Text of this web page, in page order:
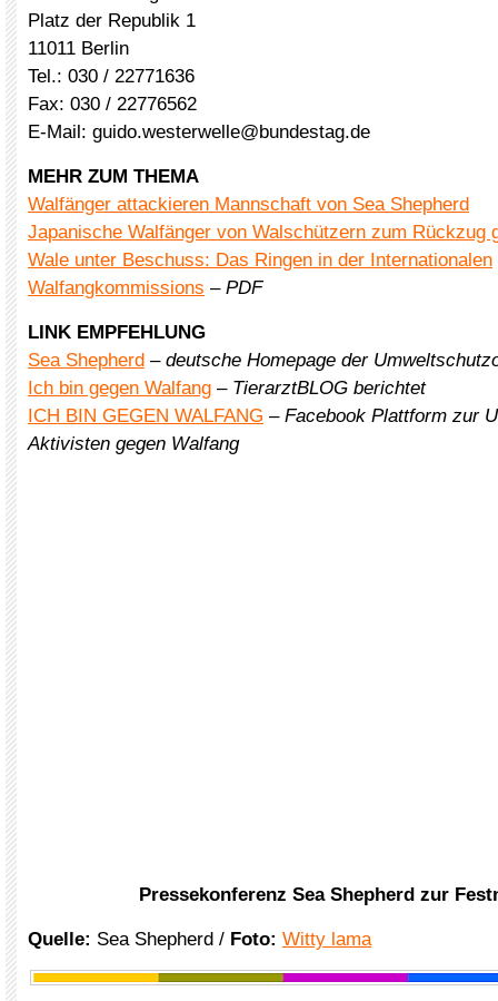
Platz der Republik 1
11011 Berlin
Tel.: 030 / 22771636
Fax: 030 / 22776562
E-Mail: guido.westerwelle@bundestag.de
MEHR ZUM THEMA
Walfänger attackieren Mannschaft von Sea Shepherd
Japanische Walfänger von Walschützern zum Rückzug
Wale unter Beschuss: Das Ringen in der Internationalen
Walfangkommissions – PDF
LINK EMPFEHLUNG
Sea Shepherd – deutsche Homepage der
Ich bin gegen Walfang – TierarztBLOG berichtet
ICH BIN GEGEN WALFANG – Facebook Plattform zur
Aktivisten gegen Walfang
Pressekonferenz Sea Shepherd zur
Quelle: Sea Shepherd / Foto: Witty lama